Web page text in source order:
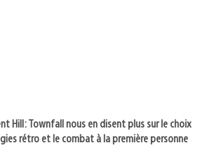
Hill: Townfall nous en disent plus sur le choix
rétro et le combat à la première personne